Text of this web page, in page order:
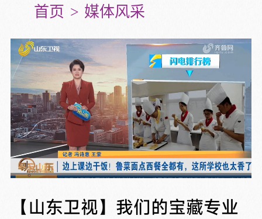
首页 媒体风采
【山东卫视】我们的宝藏专业